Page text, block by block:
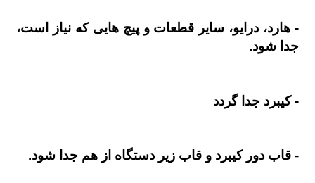
- هارد، درایو، سایر قطعات و پیچ هایی که نیاز است،
جدا شود.
- کیبرد جدا گردد
- قاب دور کیبرد و قاب زیر دستگاه از هم جدا شود.